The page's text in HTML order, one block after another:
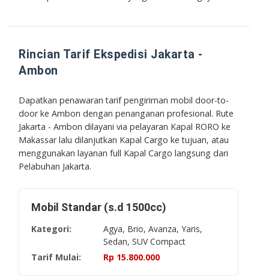
Rincian Tarif Ekspedisi Jakarta -
Ambon
Dapatkan penawaran tarif pengiriman mobil door-to-
door ke Ambon dengan penanganan profesional. Rute
Jakarta - Ambon dilayani via pelayaran Kapal RORO ke
Makassar lalu dilanjutkan Kapal Cargo ke tujuan, atau
menggunakan layanan full Kapal Cargo langsung dari
Pelabuhan Jakarta.
Mobil Standar (s.d 1500cc)
Kategori:
Agya, Brio, Avanza, Yaris,
Sedan, SUV Compact
Tarif Mulai:
Rp ​15.800.000